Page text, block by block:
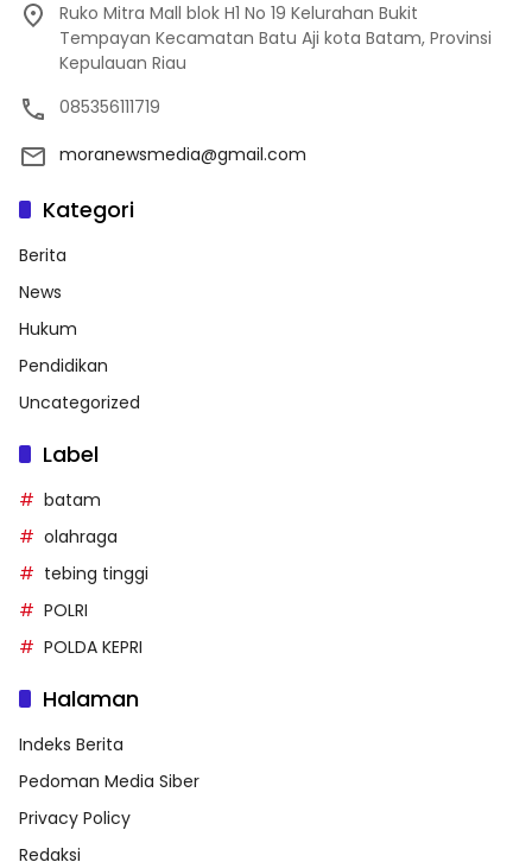
Ruko Mitra Mall blok H1 No 19 Kelurahan Bukit
Tempayan Kecamatan Batu Aji kota Batam, Provinsi
Kepulauan Riau
085356111719
moranewsmedia@gmail.com
Kategori
Berita
News
Hukum
Pendidikan
Uncategorized
Label
batam
olahraga
tebing tinggi
POLRI
POLDA KEPRI
Halaman
Indeks Berita
Pedoman Media Siber
Privacy Policy
Redaksi